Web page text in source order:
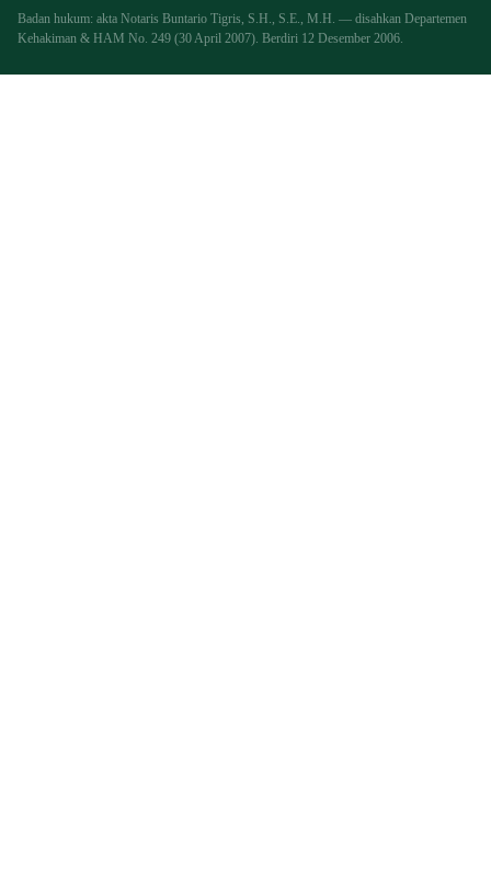
Badan hukum: akta Notaris Buntario Tigris, S.H., S.E., M.H. — disahkan Departemen
Kehakiman & HAM No. 249 (30 April 2007). Berdiri 12 Desember 2006.